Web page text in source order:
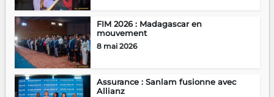
FIM 2026 : Madagascar en
mouvement
8 mai 2026
Assurance : Sanlam fusionne avec
Allianz